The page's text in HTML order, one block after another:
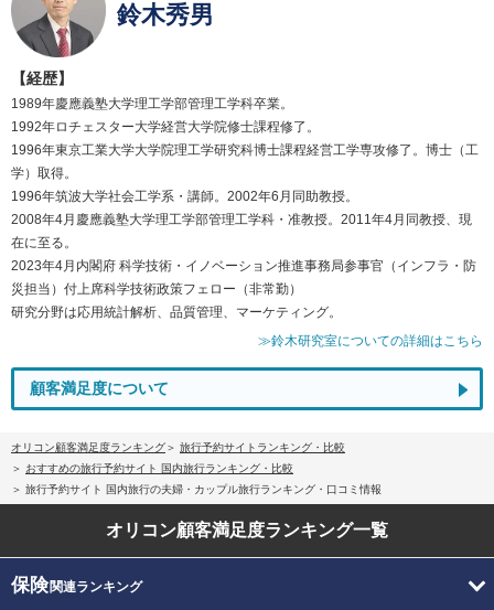
鈴木秀男
【経歴】
1989年慶應義塾大学理工学部管理工学科卒業。
1992年ロチェスター大学経営大学院修士課程修了。
1996年東京工業大学大学院理工学研究科博士課程経営工学専攻修了。博士（工
学）取得。
1996年筑波大学社会工学系・講師。2002年6月同助教授。
2008年4月慶應義塾大学理工学部管理工学科・准教授。2011年4月同教授、現
在に至る。
2023年4月内閣府 科学技術・イノベーション推進事務局参事官（インフラ・防
災担当）付上席科学技術政策フェロー（非常勤）
研究分野は応用統計解析、品質管理、マーケティング。
≫鈴木研究室についての詳細はこちら
顧客満足度について
オリコン顧客満足度ランキング
旅行予約サイトランキング・比較
おすすめの旅行予約サイト 国内旅行ランキング・比較
旅行予約サイト 国内旅行の夫婦・カップル旅行ランキング・口コミ情報
オリコン顧客満足度ランキング一覧
保険関連ランキング